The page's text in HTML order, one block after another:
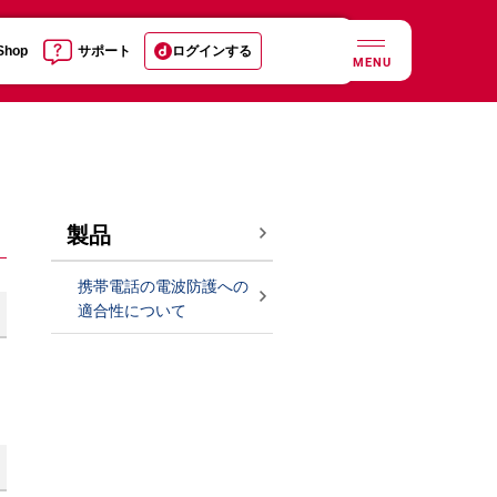
サポート ログインする
MENU
製品
携帯電話の電波防護への
適合性について